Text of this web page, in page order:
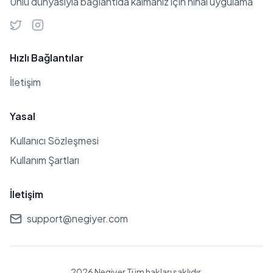
dergi ve gazete yayınında eserleri yer
almıştır.
Hızlı Bağlantılar
İletişim
Yasal
Kullanıcı Sözleşmesi
Kullanım Şartları
İletişim
support@negiyer.com